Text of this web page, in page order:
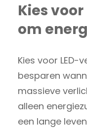
Kies
om
Kies voor LED-
besparen
massieve
alleen
een lange